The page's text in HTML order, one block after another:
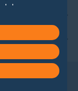
die Zukunft
oder ändern.